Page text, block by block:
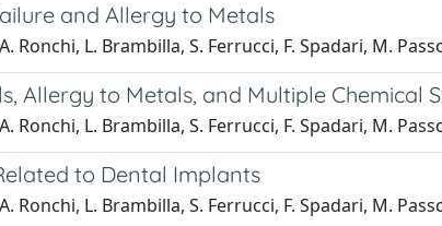
and Allergy to Metals
Ronchi, L. Brambilla, S. Ferrucci, F. Spadari, M.
Allergy to Metals, and Multiple Chemical
Ronchi, L. Brambilla, S. Ferrucci, F. Spadari, M.
to Dental Implants
Ronchi, L. Brambilla, S. Ferrucci, F. Spadari, M.